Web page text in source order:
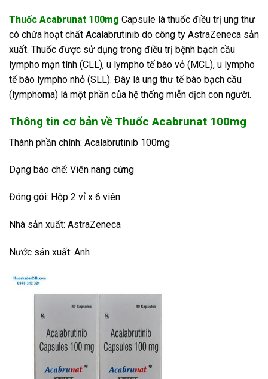
Thuốc Acabrunat 100mg Capsule là thuốc điều trị ung thư
có chứa hoạt chất Acalabrutinib do công ty AstraZeneca sản
xuất. Thuốc được sử dụng trong điều trị bệnh bạch cầu
lympho mạn tính (CLL), u lympho tế bào vỏ (MCL), u lympho
tế bào lympho nhỏ (SLL). Đây là ung thư tế bào bạch cầu
(lymphoma) là một phần của hệ thống miễn dịch con người.
Thông tin cơ bản về Thuốc Acabrunat 100mg
Thành phần chính: Acalabrutinib 100mg
Dạng bào chế: Viên nang cứng
Đóng gói: Hộp 2 vỉ x 6 viên
Nhà sản xuất: AstraZeneca
Nước sản xuất: Anh